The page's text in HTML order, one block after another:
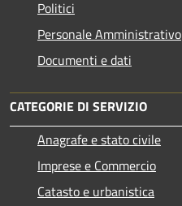
Politici
Personale Amministrativo
Documenti e dati
CATEGORIE DI SERVIZIO
Anagrafe e stato civile
Imprese e Commercio
Catasto e urbanistica